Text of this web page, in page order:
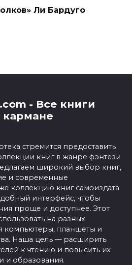
Ли Бардуго
- Все книги
кармане
стремится предоставить
книг в жанре фэнтези
широкий выбор книг,
и современные
коллекцию книг самоиздата.
интерфейс, чтобы
проще и доступнее. Этот
на разных
компьютеры, планшеты и
Наша цель — расширить
к чтению и повысить их
и образования.